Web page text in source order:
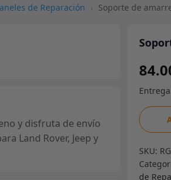
de Reparación › Soporte de
y disfruta de envío
Land Rover, Jeep y
Soporte
de
del
SKU:
de